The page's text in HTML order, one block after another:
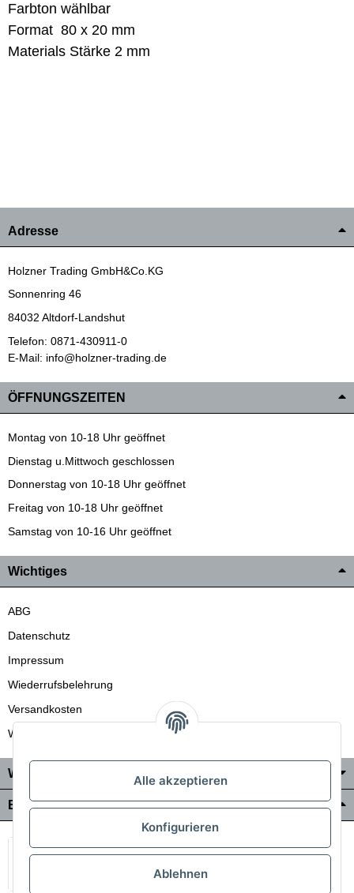
Farbton wählbar
Format 80 x 20 mm
Materials Stärke 2 mm
Adresse
Holzner Trading GmbH&Co.KG
Sonnenring 46
84032 Altdorf-Landshut
Telefon: 0871-430911-0
E-Mail: info@holzner-trading.de
ÖFFNUNGSZEITEN
Montag von 10-18 Uhr geöffnet
Dienstag u.Mittwoch geschlossen
Donnerstag von 10-18 Uhr geöffnet
Freitag von 10-18 Uhr geöffnet
Samstag von 10-16 Uhr geöffnet
Wichtiges
ABG
Datenschutz
Impressum
Wiederrufsbelehrung
Versandkosten
Wir liefern auch in die Schweiz
Wo Sie uns finden
Bezahlung & Versand
Alle akzeptieren
Konfigurieren
Ablehnen